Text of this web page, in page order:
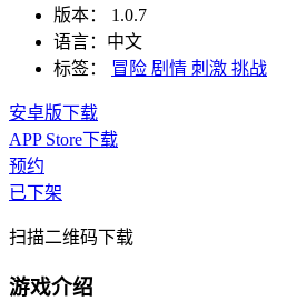
版本：
1.0.7
语言： 中文
标签：
冒险 剧情 刺激 挑战
安卓版下载
APP Store下载
预约
已下架
扫描二维码下载
游戏介绍